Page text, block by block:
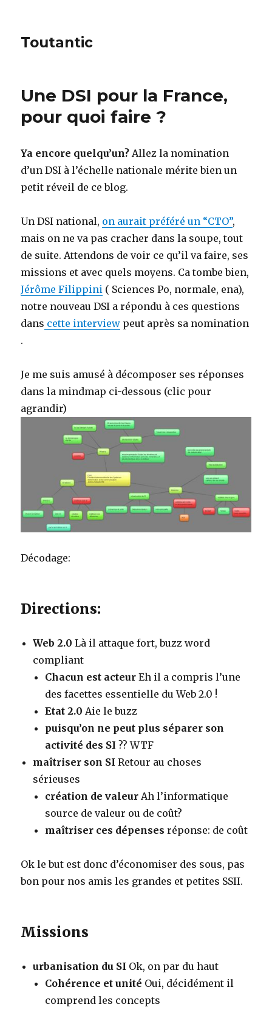
Toutantic
Une DSI pour la France,
pour quoi faire ?
Ya encore quelqu’un? Allez la nomination
d’un DSI à l’échelle nationale mérite bien un
petit réveil de ce blog.
Un DSI national, on aurait préféré un “CTO”,
mais on ne va pas cracher dans la soupe, tout
de suite. Attendons de voir ce qu’il va faire, ses
missions et avec quels moyens. Ca tombe bien,
Jérôme Filippini ( Sciences Po, normale, ena),
notre nouveau DSI a répondu à ces questions
dans cette interview peut après sa nomination
.
Je me suis amusé à décomposer ses réponses
dans la mindmap ci-dessous (clic pour
agrandir)
Décodage:
Directions:
Web 2.0 Là il attaque fort, buzz word
compliant
Chacun est acteur Eh il a compris l’une
des facettes essentielle du Web 2.0 !
Etat 2.0 Aie le buzz
puisqu’on ne peut plus séparer son
activité des SI ?? WTF
maîtriser son SI Retour au choses
sérieuses
création de valeur Ah l’informatique
source de valeur ou de coût?
maîtriser ces dépenses réponse: de coût
Ok le but est donc d’économiser des sous, pas
bon pour nos amis les grandes et petites SSII.
Missions
urbanisation du SI Ok, on par du haut
Cohérence et unité Oui, décidément il
comprend les concepts